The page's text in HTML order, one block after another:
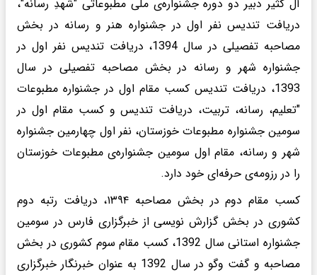
آل کثیر دبیر دو دوره جشنواره‌ی ملی مطبوعاتی "شهدِ رسانه"،
دریافت تندیس نفر اول در جشنواره هنر و رسانه در بخش
مصاحبه تفصیلی در سال 1394، دریافت تندیس نفر اول در
جشنواره شهر و رسانه در بخش مصاحبه تفصیلی در سال
1393، دریافت تندیس کسب مقام اول در جشنواره مطبوعات
"تعلیم، رسانه، تربیت، دریافت تندیس و کسب مقام اول در
سومین جشنواره مطبوعات خوزستان، نفر اول چهارمین جشنواره
شهر و رسانه، مقام اول سومین جشنواره‌ی مطبوعات خوزستان
را در رزومه‌ی حرفه‌ای خود دارد.
کسب مقام دوم در بخش مصاحبه ۱۳۹۴، دریافت رتبه دوم
کشوری در بخش گزارش نویسی از خبرگزاری فارس در سومین
جشنواره استانی سال 1392، کسب مقام سوم کشوری در بخش
مصاحبه و گفت وگو در سال 1392 به عنوان خبرنگار خبرگزاری